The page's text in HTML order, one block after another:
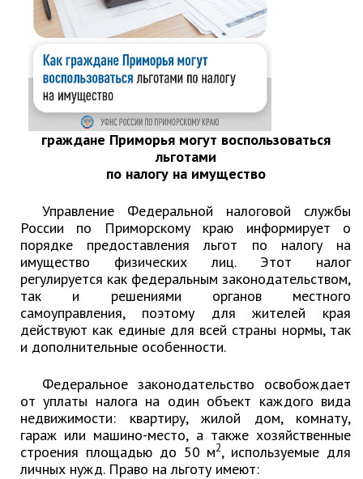
Отчёты главы
Первый заместитель
Заместители главы администрации
График приёма граждан
август 2026 г.
июль 2026 г.
июнь 2026 г.
апрель 2026 г.
март 2026 г.
февраль 2026 г.
январь 2026 г.
декабрь 2025 г.
ноябрь 2025 г.
октябрь 2025 г.
август 2025 г.
июль 2025 г.
июнь 2025 г.
май 2025 г.
граждане Приморья могут воспользоваться
льготами
по налогу на имущество
Управление Федеральной налоговой службы
России по Приморскому краю информирует о
порядке предоставления льгот по налогу на
имущество физических лиц. Этот налог
регулируется как федеральным законодательством,
так и решениями органов местного
самоуправления, поэтому для жителей края
действуют как единые для всей страны нормы, так
и дополнительные особенности.
Федеральное законодательство освобождает
от уплаты налога на один объект каждого вида
недвижимости: квартиру, жилой дом, комнату,
гараж или машино-место, а также хозяйственные
строения площадью до 50 м2, используемые для
личных нужд. Право на льготу имеют: